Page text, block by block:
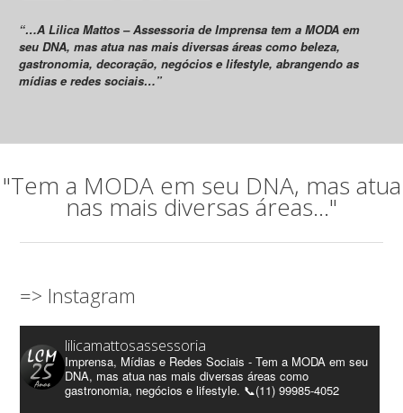
“…A Lilica Mattos – Assessoria de Imprensa tem a MODA em
seu DNA, mas atua nas mais diversas áreas como beleza,
gastronomia, decoração, negócios e lifestyle, abrangendo as
mídias e redes sociais…”
"Tem a MODA em seu DNA, mas atua
nas mais diversas áreas..."
=> Instagram
lilicamattosassessoria
Imprensa, Mídias e Redes Sociais - Tem a MODA em seu
DNA, mas atua nas mais diversas áreas como
gastronomia, negócios e lifestyle. 📞(11) 99985-4052